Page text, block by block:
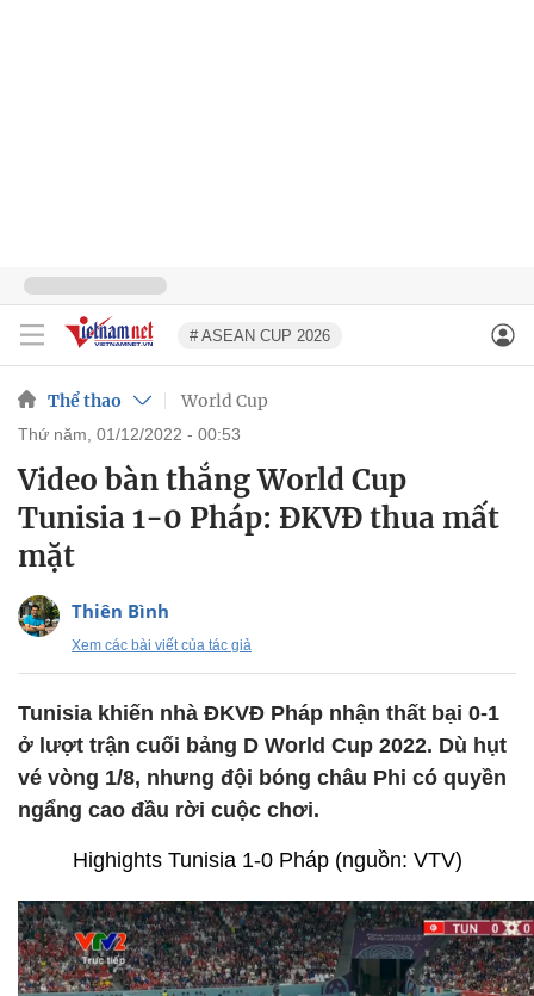
# ASEAN CUP 2026
Thể thao World Cup
thứ năm, 01/12/2022 - 00:53
Video bàn thắng World Cup
Tunisia 1-0 Pháp: ĐKVĐ thua mất
mặt
Thiên Bình
Xem các bài viết của tác giả
Tunisia khiến nhà ĐKVĐ Pháp nhận thất bại 0-1
ở lượt trận cuối bảng D World Cup 2022. Dù hụt
vé vòng 1/8, nhưng đội bóng châu Phi có quyền
ngẩng cao đầu rời cuộc chơi.
Highights Tunisia 1-0 Pháp (nguồn: VTV)